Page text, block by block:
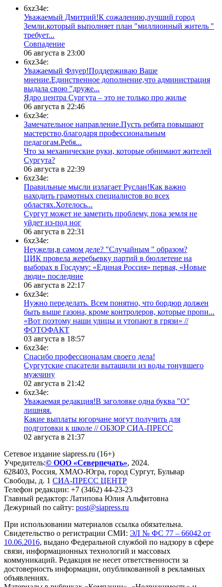
6xz34e:
Уважаемый Дмитрий!К сожалению,лучший город
Земли.который выполняет план "миллионный житель "
требует...
​Совпадение
06 августа в 23:00
6xz34e:
Уважаемый Флуер!Поддерживаю Ваше
мнение.Единственное дополнение,что администрация
выдала свою "друже...
​Ядро центра Сургута ‒ это не только про жилье
06 августа в 22:46
6xz34e:
Замечательное направление.Пусть ребята повышают
мастерство,благодаря профессиональным
педагогам.Ребя...
​Что за механические руки, которые обнимают жителей
Сургута?
06 августа в 22:39
6xz34e:
Правильные мысли излагает Руслан!Как важно
находить грамотных специалистов во всех
областях.Хотелось...
Сургут может не заметить проблему, пока земля не
уйдет из-под ног
06 августа в 22:31
6xz34e:
Неужели,в самом деле? "Случайным " образом?
ЦИК провела жеребьевку партий в бюллетене на
выборах в Госдуму: «Единая Россия» первая, «Новые
люди» последние
06 августа в 22:17
6xz34e:
Нужно переделать. Всем понятно, что бордюр должен
быть выше газона, кроме контролеров, которые пропи...
«Вот поэтому наши улицы и утопают в грязи» //
ФОТОФАКТ
03 августа в 18:57
6xz34e:
Спасибо профессионалам своего дела!
Сургутские спасатели вытащили из воды тонувшего
мужчину
02 августа в 21:42
6xz34e:
Уважаемая редакция!В заголовке одна буква "О"
лишняя.
Какие выплаты югорчане могут получить для
подготовки к школе // ОБЗОР СИА-ПРЕСС
02 августа в 21:37
Сетевое издание siapress.ru (16+)
Учредитель:© ООО «Северпечать», 2024.
628403, Россия, ХМАО-Югра, город Сургут, Бульвар
Свободы, д. 1 СИА-ПРЕСС ЦЕНТР
Телефон редакции: +7 (3462) 44-23-23
Главный редактор: Латипова Юлия Альфитовна
Дежурный по сайту: post@siapress.ru
При использовании материалов ссылка обязательна.
Свидетельство о регистрации СМИ: ЭЛ № ФС 77 – 66042 от
10.06.2016, выдано Федеральной службой по надзору в сфере
связи, информационных технологий и массовых
коммуникаций. Редакция не несет ответственности за
достоверность информации, опубликованной в рекламных
объявлениях.